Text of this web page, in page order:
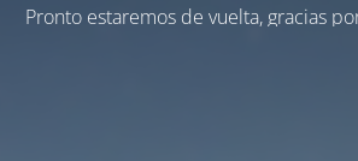
Pronto estaremos de vuelta, gracias